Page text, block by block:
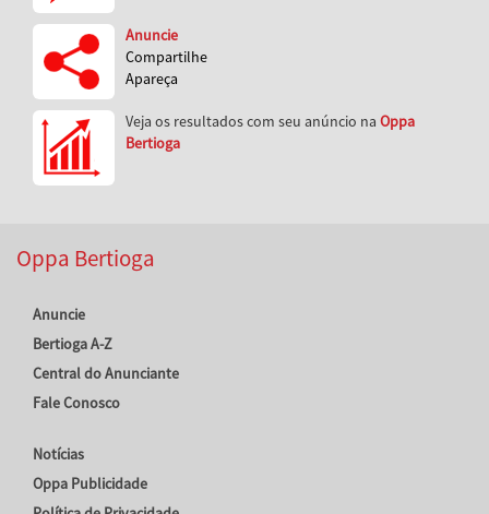
Anuncie
Compartilhe
Apareça
Veja os resultados com seu anúncio na Oppa
Bertioga
Oppa Bertioga
Anuncie
Bertioga A-Z
Central do Anunciante
Fale Conosco
Notícias
Oppa Publicidade